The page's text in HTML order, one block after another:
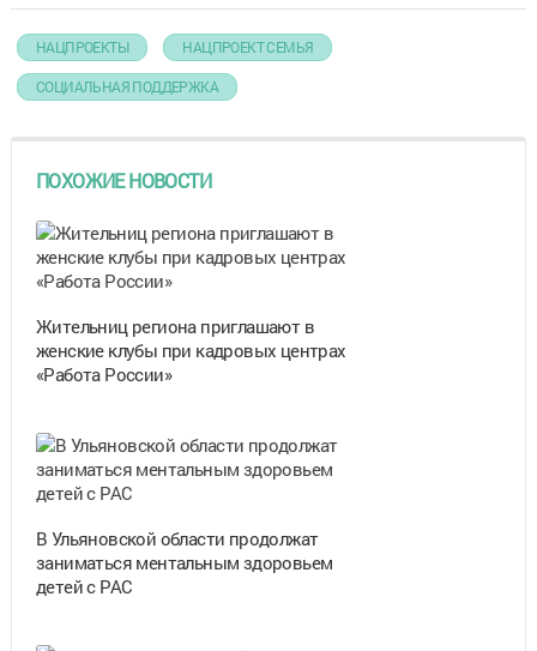
НАЦПРОЕКТЫ НАЦПРОЕКТ СЕМЬЯ
СОЦИАЛЬНАЯ ПОДДЕРЖКА
ПОХОЖИЕ НОВОСТИ
Жительниц региона приглашают в
женские клубы при кадровых центрах
«Работа России»
В Ульяновской области продолжат
заниматься ментальным здоровьем
детей с РАС